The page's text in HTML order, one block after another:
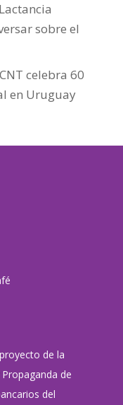
sobre el
celebra 60
en Uruguay
de la
de
del